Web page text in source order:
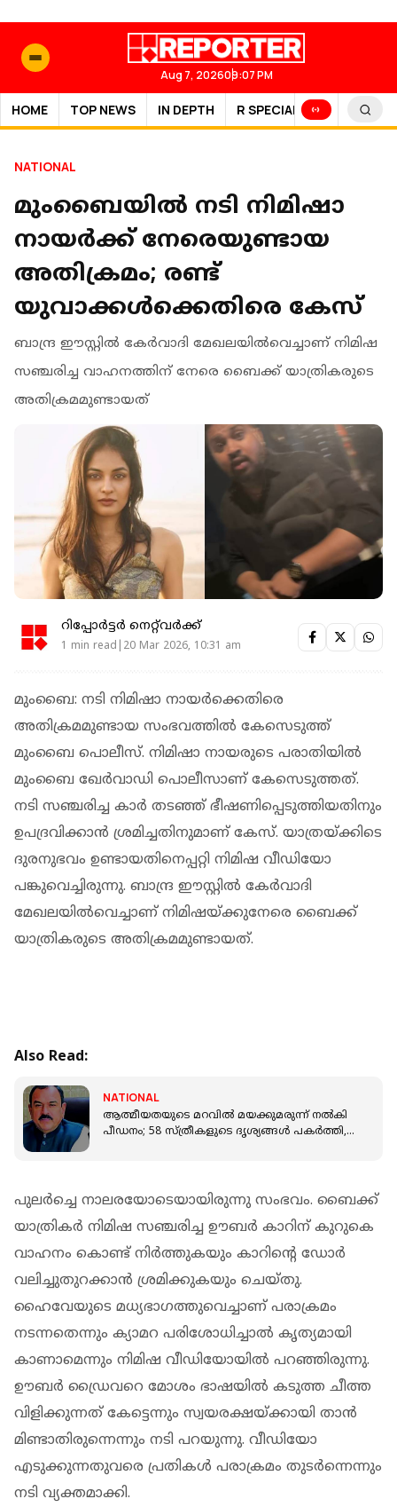
Aug 7, 202609:07 PM
HOME TOP NEWS IN DEPTH R SPECIAL SPORTS
NATIONAL
മുംബൈയില്‍ നടി നിമിഷാ
നായര്‍ക്ക് നേരെയുണ്ടായ
അതിക്രമം; രണ്ട്
യുവാക്കള്‍ക്കെതിരെ കേസ്
ബാന്ദ്ര ഈസ്റ്റില്‍ കേര്‍വാദി മേഖലയില്‍വെച്ചാണ് നിമിഷ
സഞ്ചരിച്ച വാഹനത്തിന് നേരെ ബൈക്ക് യാത്രികരുടെ
അതിക്രമമുണ്ടായത്
റിപ്പോർട്ടർ നെറ്റ്‌വര്‍ക്ക്‌
1 min read|20 Mar 2026, 10:31 am
മുംബൈ: നടി നിമിഷാ നായര്‍ക്കെതിരെ
അതിക്രമമുണ്ടായ സംഭവത്തില്‍ കേസെടുത്ത്
മുംബൈ പൊലീസ്. നിമിഷാ നായരുടെ പരാതിയില്‍
മുംബൈ ഖേര്‍വാഡി പൊലീസാണ് കേസെടുത്തത്.
നടി സഞ്ചരിച്ച കാര്‍ തടഞ്ഞ് ഭീഷണിപ്പെടുത്തിയതിനും
ഉപദ്രവിക്കാന്‍ ശ്രമിച്ചതിനുമാണ് കേസ്. യാത്രയ്ക്കിടെ
ദുരനുഭവം ഉണ്ടായതിനെപ്പറ്റി നിമിഷ വീഡിയോ
പങ്കുവെച്ചിരുന്നു. ബാന്ദ്ര ഈസ്റ്റില്‍ കേര്‍വാദി
മേഖലയില്‍വെച്ചാണ് നിമിഷയ്ക്കുനേരെ ബൈക്ക്
യാത്രികരുടെ അതിക്രമമുണ്ടായത്.
Also Read:
NATIONAL
ആത്മീയതയുടെ മറവിൽ മയക്കുമരുന്ന് നൽകി
പീഡനം; 58 സ്ത്രീകളുടെ ദൃശ്യങ്ങൾ പകർത്തി,
പുലര്‍ച്ചെ നാലരയോടെയായിരുന്നു സംഭവം. ബൈക്ക്
യാത്രികര്‍ നിമിഷ സഞ്ചരിച്ച ഊബര്‍ കാറിന് കുറുകെ
വാഹനം കൊണ്ട് നിര്‍ത്തുകയും കാറിന്റെ ഡോര്‍
വലിച്ചുതുറക്കാന്‍ ശ്രമിക്കുകയും ചെയ്തു.
ഹൈവേയുടെ മധ്യഭാഗത്തുവെച്ചാണ് പരാക്രമം
നടന്നതെന്നും ക്യാമറ പരിശോധിച്ചാല്‍ കൃത്യമായി
കാണാമെന്നും നിമിഷ വീഡിയോയില്‍ പറഞ്ഞിരുന്നു.
ഊബര്‍ ഡ്രൈവറെ മോശം ഭാഷയില്‍ കടുത്ത ചീത്ത
വിളിക്കുന്നത് കേട്ടെന്നും സ്വയരക്ഷയ്ക്കായി താന്‍
മിണ്ടാതിരുന്നെന്നും നടി പറയുന്നു. വീഡിയോ
എടുക്കുന്നതുവരെ പ്രതികള്‍ പരാക്രമം തുടര്‍ന്നെന്നും
നടി വ്യക്തമാക്കി.